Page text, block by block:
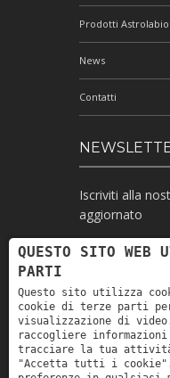
Prodotti Astrolabio
News
Contatti
Iscriviti alla
aggiornato
Ho letto
trattamento
finalità ivi
QUESTO SITO WEB
PARTI
Questo sito utilizza
cookie di terze parti
visualizzazione di
raccogliere
tracciare la tua
"Accetta tutti i